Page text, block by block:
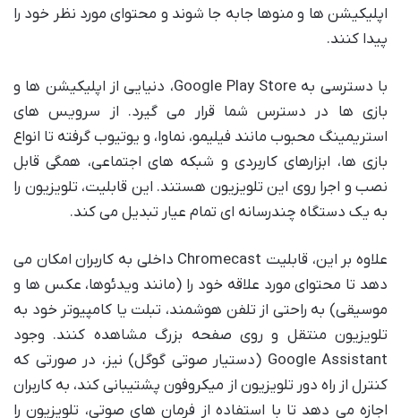
اپلیکیشن ها و منوها جابه جا شوند و محتوای مورد نظر خود را
پیدا کنند.
با دسترسی به Google Play Store، دنیایی از اپلیکیشن ها و
بازی ها در دسترس شما قرار می گیرد. از سرویس های
استریمینگ محبوب مانند فیلیمو، نماوا، و یوتیوب گرفته تا انواع
بازی ها، ابزارهای کاربردی و شبکه های اجتماعی، همگی قابل
نصب و اجرا روی این تلویزیون هستند. این قابلیت، تلویزیون را
به یک دستگاه چندرسانه ای تمام عیار تبدیل می کند.
علاوه بر این، قابلیت Chromecast داخلی به کاربران امکان می
دهد تا محتوای مورد علاقه خود را (مانند ویدئوها، عکس ها و
موسیقی) به راحتی از تلفن هوشمند، تبلت یا کامپیوتر خود به
تلویزیون منتقل و روی صفحه بزرگ مشاهده کنند. وجود
Google Assistant (دستیار صوتی گوگل) نیز، در صورتی که
کنترل از راه دور تلویزیون از میکروفون پشتیبانی کند، به کاربران
اجازه می دهد تا با استفاده از فرمان های صوتی، تلویزیون را